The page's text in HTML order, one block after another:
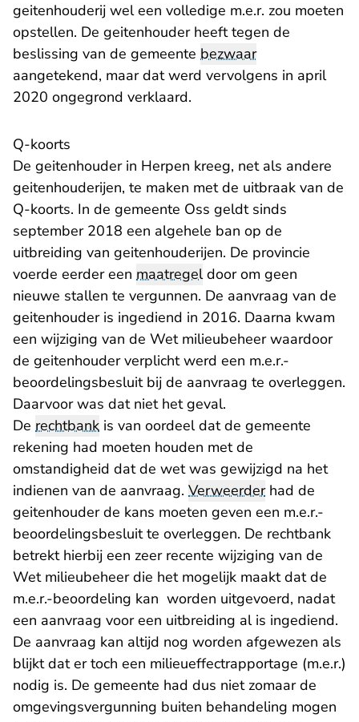
geitenhouderij wel een volledige m.e.r. zou moeten
opstellen. De geitenhouder heeft tegen de
beslissing van de gemeente bezwaar
aangetekend, maar dat werd vervolgens in april
2020 ongegrond verklaard.
Q-koorts
De geitenhouder in Herpen kreeg, net als andere
geitenhouderijen, te maken met de uitbraak van de
Q-koorts. In de gemeente Oss geldt sinds
september 2018 een algehele ban op de
uitbreiding van geitenhouderijen. De provincie
voerde eerder een maatregeldoor om geen
nieuwe stallen te vergunnen. De aanvraag van de
geitenhouder is ingediend in 2016. Daarna kwam
een wijziging van de Wet milieubeheer waardoor
de geitenhouder verplicht werd een m.e.r.-
beoordelingsbesluit bij de aanvraag te overleggen.
Daarvoor was dat niet het geval.
De rechtbank is van oordeel dat de gemeente
rekening had moeten houden met de
omstandigheid dat de wet was gewijzigd na het
indienen van de aanvraag. Verweerderhad de
geitenhouder de kans moeten geven een m.e.r.-
beoordelingsbesluit te overleggen. De rechtbank
betrekt hierbij een zeer recente wijziging van de
Wet milieubeheer die het mogelijk maakt dat de
m.e.r.-beoordeling kan worden uitgevoerd, nadat
een aanvraag voor een uitbreiding al is ingediend.
De aanvraag kan altijd nog worden afgewezen als
blijkt dat er toch een milieueffectrapportage (m.e.r.)
nodig is. De gemeente had dus niet zomaar de
omgevingsvergunning buiten behandeling mogen